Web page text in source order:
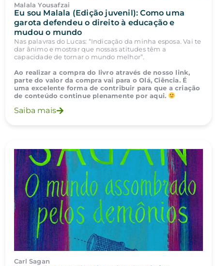
Malala Yousafzai
Eu sou Malala (Edição juvenil): Como uma
garota defendeu o direito à educação e
mudou o mundo
Nas palavras do Lucas: “Indicação da minha esposa. Vai te
dar ânimo e mostrar que nossas atitudes têm a
capacidade de tornar o mundo melhor”.
Ao realizar a compra do livro através de nosso link,
parte do valor da compra vai para o Olá, Ciência. É
uma excelente forma de contribuir para que a criação
de conteúdo continue plenamente por aqui.
Saiba mais
Carl Sagan